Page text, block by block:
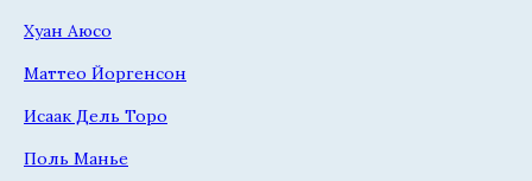
Хуан Аюсо
Маттео Йоргенсон
Исаак Дель Торо
Поль Манье